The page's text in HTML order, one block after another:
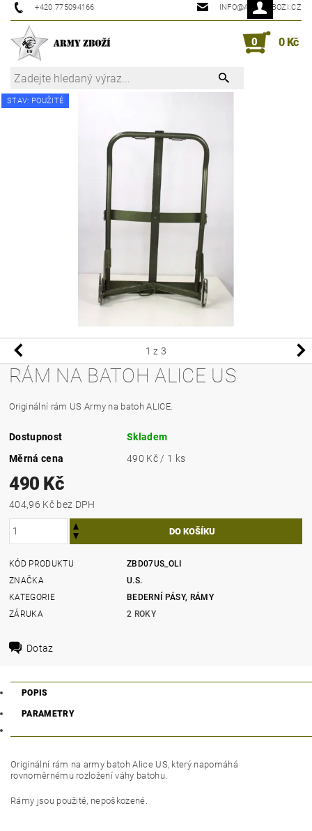
+420 775094166 INFO@ARMYZBOZI.CZ
0 0 Kč
STAV: POUŽITÉ
1 z 3
RÁM NA BATOH ALICE US
Originální rám US Army na batoh ALICE.
Dostupnost
Skladem
Měrná cena
490 Kč / 1 ks
490 Kč
404,96 Kč bez DPH
KÓD PRODUKTU
ZBD07US_OLI
ZNAČKA
U.S.
KATEGORIE
BEDERNÍ PÁSY, RÁMY
ZÁRUKA
2 ROKY
Dotaz
POPIS
PARAMETRY
Originální rám na army batoh Alice US, který napomáhá
rovnoměrnému rozložení váhy batohu.
Rámy jsou použité, nepoškozené.